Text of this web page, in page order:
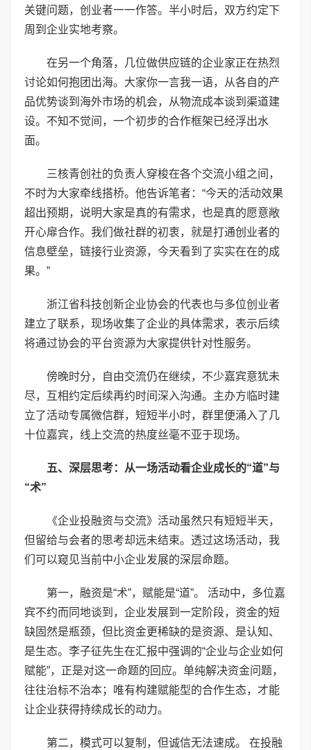
关键问题，创业者一一作答。半小时后，双方约定下
周到企业实地考察。
在另一个角落，几位做供应链的企业家正在热烈
讨论如何抱团出海。大家你一言我一语，从各自的产
品优势谈到海外市场的机会，从物流成本谈到渠道建
设。不知不觉间，一个初步的合作框架已经浮出水
面。
三核青创社的负责人穿梭在各个交流小组之间，
不时为大家牵线搭桥。他告诉笔者：“今天的活动效果
超出预期，说明大家是真的有需求，也是真的愿意敞
开心扉合作。我们做社群的初衷，就是打通创业者的
信息壁垒，链接行业资源，今天看到了实实在在的成
果。”
浙江省科技创新企业协会的代表也与多位创业者
建立了联系，现场收集了企业的具体需求，表示后续
将通过协会的平台资源为大家提供针对性服务。
傍晚时分，自由交流仍在继续，不少嘉宾意犹未
尽，互相约定后续再约时间深入沟通。主办方临时建
立了活动专属微信群，短短半小时，群里便涌入了几
十位嘉宾，线上交流的热度丝毫不亚于现场。
五、深层思考：从一场活动看企业成长的“道”与
“术”
《企业投融资与交流》活动虽然只有短短半天，
但留给与会者的思考却远未结束。透过这场活动，我
们可以窥见当前中小企业发展的深层命题。
第一，融资是“术”，赋能是“道”。 活动中，多位嘉
宾不约而同地谈到，企业发展到一定阶段，资金的短
缺固然是瓶颈，但比资金更稀缺的是资源、是认知、
是生态。李子征先生在汇报中强调的“企业与企业如何
赋能”，正是对这一命题的回应。单纯解决资金问题，
往往治标不治本；唯有构建赋能型的合作生态，才能
让企业获得持续成长的动力。
第二，模式可以复制，但诚信无法速成。 在投融